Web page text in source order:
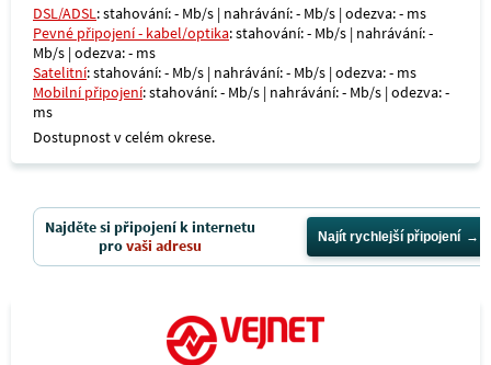
DSL/ADSL: stahování: - Mb/s | nahrávání: - Mb/s | odezva: - ms
Pevné připojení - kabel/optika: stahování: - Mb/s | nahrávání: -
Mb/s | odezva: - ms
Satelitní: stahování: - Mb/s | nahrávání: - Mb/s | odezva: - ms
Mobilní připojení: stahování: - Mb/s | nahrávání: - Mb/s | odezva: -
ms
Dostupnost v celém okrese.
Najděte si připojení k internetu
provaši adresu Najít rychlejší připojení